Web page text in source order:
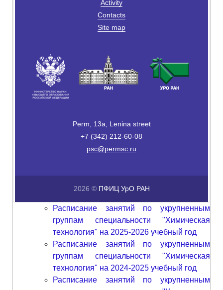
Activity
Contacts
Site map
Perm, 13a, Lenina street
+7 (342) 212-60-08
psc@permsc.ru
2026 © ПФИЦ УрО РАН
Расписание занятий по укрупненным
группам специальности "Химическая
технология" на 2025-2026 учебный год
Расписание занятий по укрупненным
группам специальности "Химическая
технология" на 2024-2025 учебный год
Расписание занятий по укрупненным